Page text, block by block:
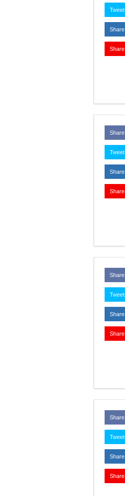
Tweet
Share
Share
Share
Tweet
Share
Share
Share
Tweet
Share
Share
Share
Tweet
Share
Share